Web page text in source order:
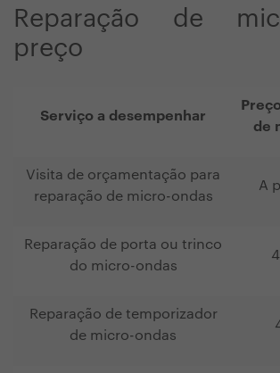
Reparação de
preço
Serviço a desempenhar
de
Visita de orçamentação para
reparação de micro-ondas
A
Reparação de porta ou trinco
do micro-ondas
Reparação de temporizador
de micro-ondas